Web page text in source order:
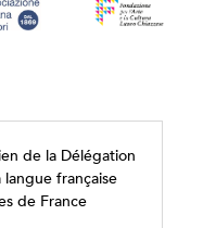
de la Délégation
française
de France